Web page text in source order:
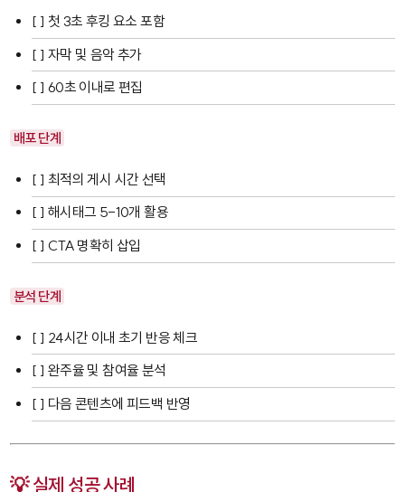
[ ] 첫 3초 후킹 요소 포함
[ ] 자막 및 음악 추가
[ ] 60초 이내로 편집
배포 단계
[ ] 최적의 게시 시간 선택
[ ] 해시태그 5-10개 활용
[ ] CTA 명확히 삽입
분석 단계
[ ] 24시간 이내 초기 반응 체크
[ ] 완주율 및 참여율 분석
[ ] 다음 콘텐츠에 피드백 반영
💡 실제 성공 사례